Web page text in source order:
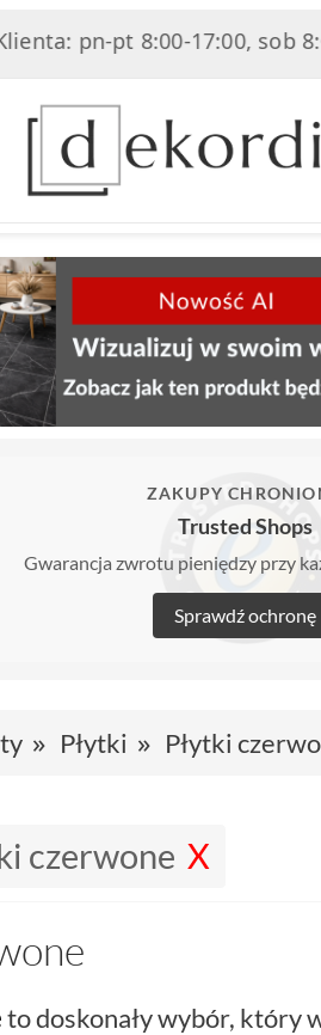
pn-pt 8:00-17:00, sob 8:00-
ZAKUPY
Trusted Shops
Gwarancja zwrotu pieniędzy przy
Sprawdź ochronę
Płytki Płytki
czerwone
to doskonały wybór, który